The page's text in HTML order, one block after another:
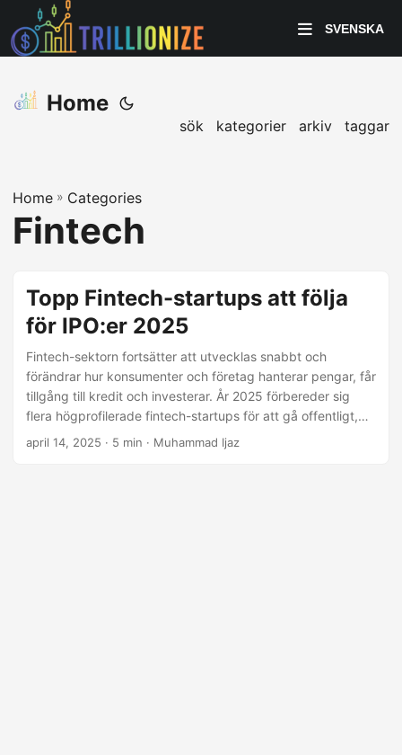
SVENSKA
Home
sök kategorier arkiv taggar
Home » Categories
Fintech
Topp Fintech-startups att följa
för IPO:er 2025
Fintech-sektorn fortsätter att utvecklas snabbt och
förändrar hur konsumenter och företag hanterar pengar, får
tillgång till kredit och investerar. År 2025 förbereder sig
flera högprofilerade fintech-startups för att gå offentligt,
vilket ger investerare en chans att köpa in sig i framtiden
april 14, 2025 · 5 min · Muhammad Ijaz